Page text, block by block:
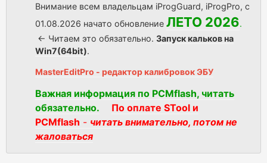
Внимание всем владельцам iProgGuard, iProgPro, с
01.08.2026 начато обновление ЛЕТО 2026.
<- Читаем это обязательно. Запуск кальков на
Win7(64bit).
MasterEditPro - редактор калибровок ЭБУ
Важная информация по PCMflash, читать
обязательно.
По оплате STool и
PCMflash - читать внимательно, потом не
жаловаться